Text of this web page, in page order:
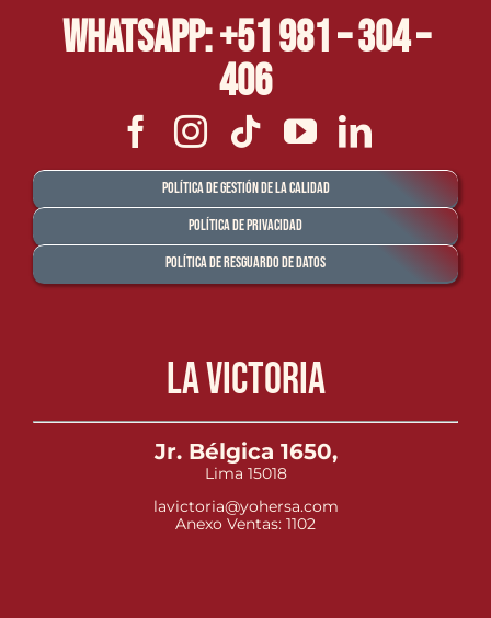
Whatsapp: +51 981 – 304 –
406
Política de Gestión de la Calidad
Política de Privacidad
Política de Resguardo de Datos
La Victoria
Jr. Bélgica 1650,
Lima 15018
lavictoria@yohersa.com
Anexo Ventas: 1102